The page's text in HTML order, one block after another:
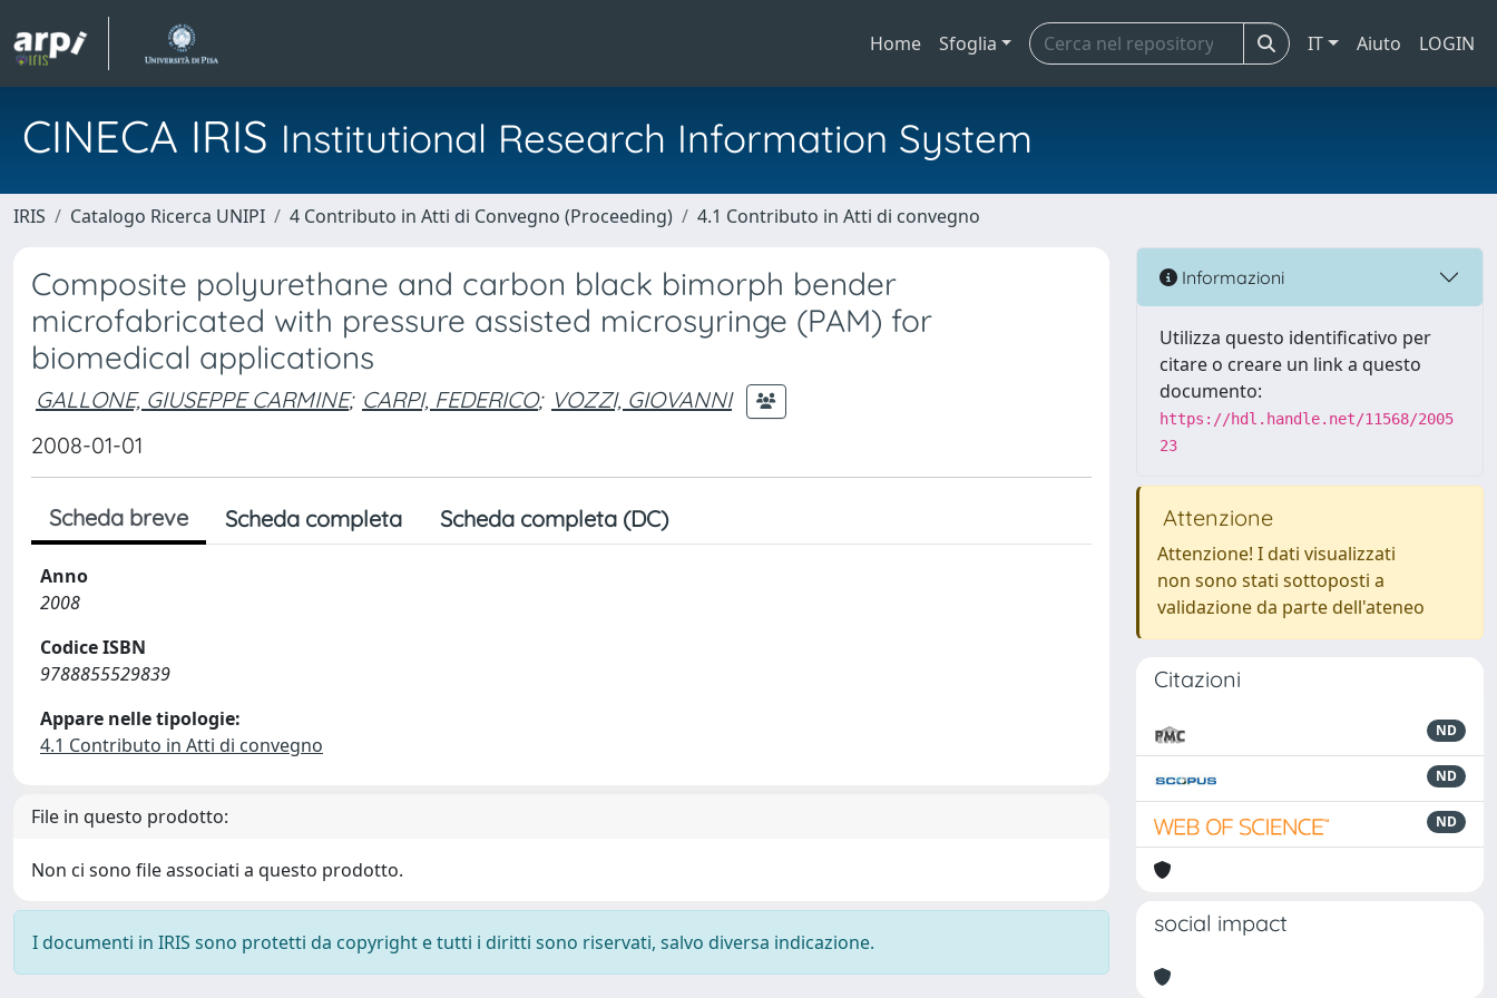
Home Sfoglia IT Aiuto LOGIN
CINECA IRIS Institutional Research Information System
IRIS Catalogo Ricerca UNIPI 4 Contributo in Atti di Convegno (Proceeding) 4.1 Contributo in Atti di convegno
Composite polyurethane and carbon black bimorph bender
microfabricated with pressure assisted microsyringe (PAM) for
biomedical applications
GALLONE, GIUSEPPE CARMINE; CARPI, FEDERICO; VOZZI, GIOVANNI
2008-01-01
Scheda breve Scheda completa Scheda completa (DC)
Anno
2008
Codice ISBN
9788855529839
Appare nelle tipologie:
4.1 Contributo in Atti di convegno
File in questo prodotto:
Non ci sono file associati a questo prodotto.
I documenti in IRIS sono protetti da copyright e tutti i diritti sono riservati, salvo diversa indicazione.
Informazioni
Utilizza questo identificativo per
citare o creare un link a questo
documento:
https://hdl.handle.net/11568/2005
23
Attenzione
Attenzione! I dati visualizzati
non sono stati sottoposti a
validazione da parte dell'ateneo
Citazioni
ND
ND
ND
social impact